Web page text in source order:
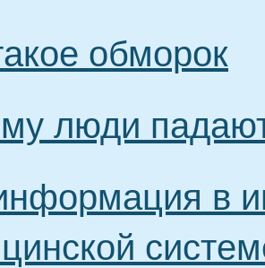
обморок
люди
в